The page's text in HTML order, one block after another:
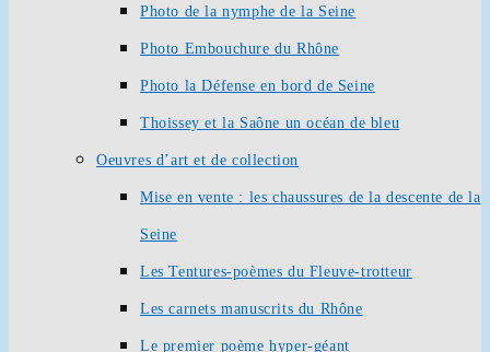
Photo de la nymphe de la Seine
Photo Embouchure du Rhône
Photo la Défense en bord de Seine
Thoissey et la Saône un océan de bleu
Oeuvres d’art et de collection
Mise en vente : les chaussures de la descente de la
Seine
Les Tentures-poèmes du Fleuve-trotteur
Les carnets manuscrits du Rhône
Le premier poème hyper-géant